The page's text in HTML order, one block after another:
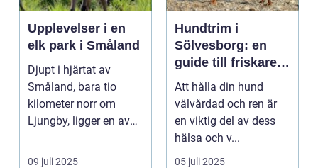
Upplevelser i en
elk park i Småland
Djupt i hjärtat av
Småland, bara tio
kilometer norr om
Ljungby, ligger en av
09 juli 2025
Hundtrim i
Sölvesborg: en
guide till friskare
och gladare
hundar
Att hålla din hund
välvårdad och ren är
en viktig del av dess
hälsa och v...
05 juli 2025